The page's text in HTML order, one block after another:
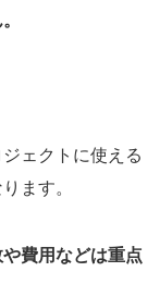
ェクトに使える
ます。
費用などは重点